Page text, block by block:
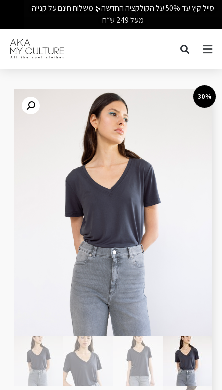
סייל קיץ עד 50% על הקולקציה החדשה🌿משלוח חינם על קנייה
מעל 249 ש״ח
30%